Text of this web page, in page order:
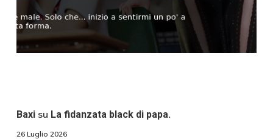
Baxisu La fidanzata black di papa.
26 Luglio 2026